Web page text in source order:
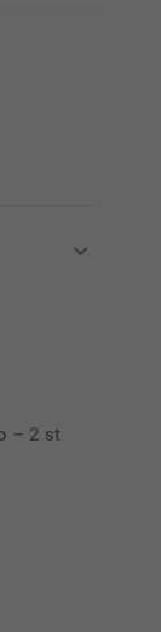
– 2 st